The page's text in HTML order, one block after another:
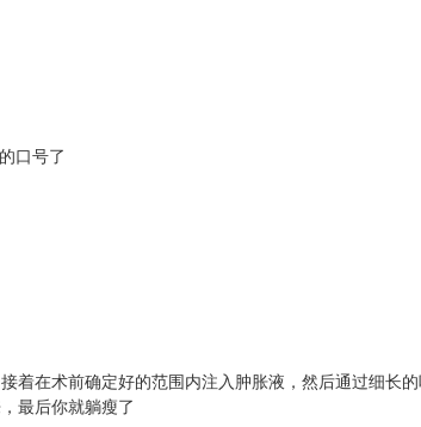
口号了
接着在术前确定好的范围内注入肿胀液，然后通过细长
最后你就躺瘦了